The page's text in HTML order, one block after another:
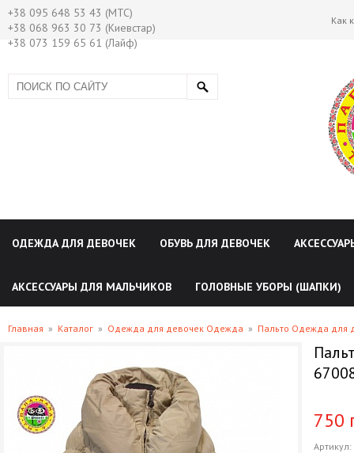
+38 095 648 53 43 (МТС)
+38 068 963 30 73 (Киевстар)
+38 073 159 65 61 (Лайф)
Как
ОДЕЖДА ДЛЯ ДЕВОЧЕК ОБУВЬ ДЛЯ ДЕВОЧЕК
АКСЕССУАРЫ ДЛЯ МАЛЬЧИКОВ ГОЛОВНЫЕ УБОРЫ (ШАПКИ)
Главная » Каталог » Одежда для девочек Одежда » Пальто Одежда для
750
Артикул: